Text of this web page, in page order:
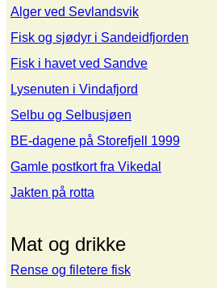
Alger ved Sevlandsvik
Fisk og sjødyr i Sandeidfjorden
Fisk i havet ved Sandve
Lysenuten i Vindafjord
Selbu og Selbusjøen
BE-dagene på Storefjell 1999
Gamle postkort fra Vikedal
Jakten på rotta
Mat og drikke
Rense og filetere fisk